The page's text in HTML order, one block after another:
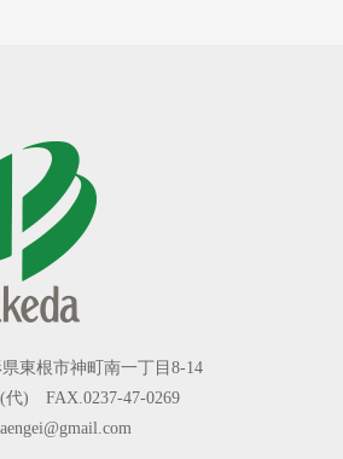
東根市神町南一丁目8-14
代) FAX.0237-47-0269